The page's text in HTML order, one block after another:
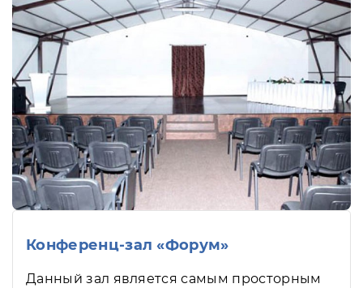
Конференц-зал «Форум»
Данный зал является самым просторным